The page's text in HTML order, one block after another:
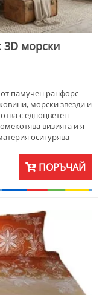
3D морски
памучен ранфорс
морски звезди и
с едноцветен
визията и я
осигурява
ПОРЪЧАЙ